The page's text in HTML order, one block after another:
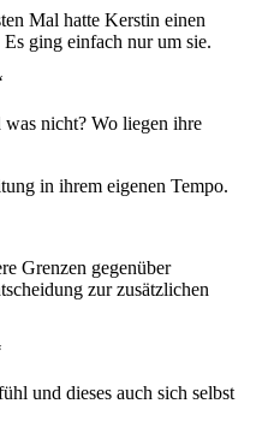
Mal hatte Kerstin einen
ging einfach nur um sie.
was nicht? Wo liegen ihre
in ihrem eigenen Tempo.
Grenzen gegenüber
zur zusätzlichen
und dieses auch sich selbst